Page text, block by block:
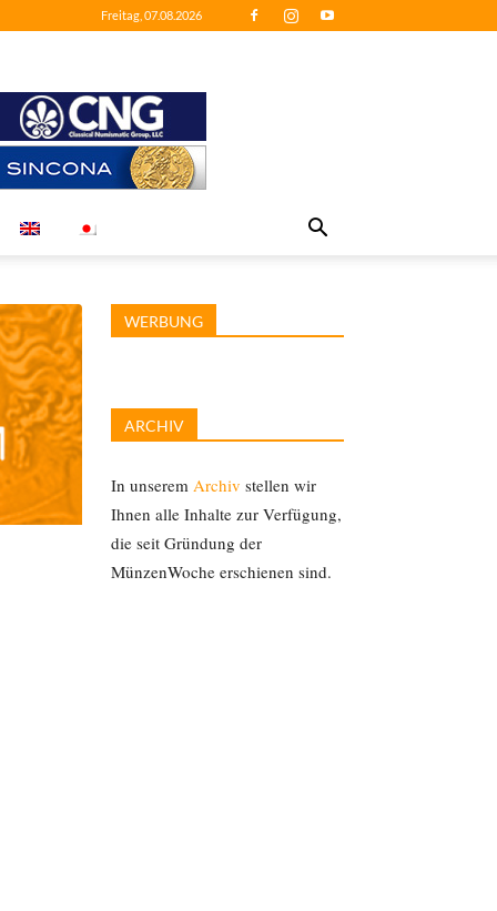
Freitag, 07.08.2026
WERBUNG
ARCHIV
In unserem Archiv stellen wir
Ihnen alle Inhalte zur Verfügung,
die seit Gründung der
MünzenWoche erschienen sind.